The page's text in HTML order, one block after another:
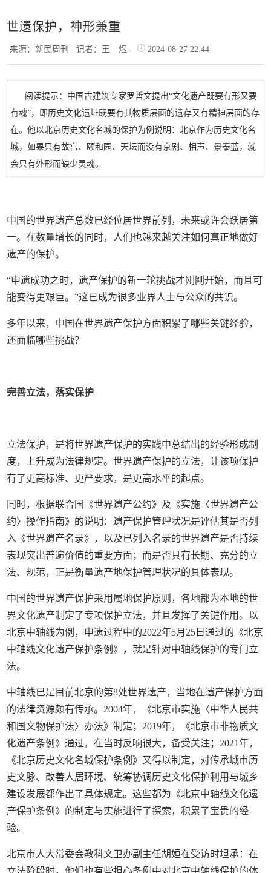
世遗保护，神形兼重
来源：新民周刊记者：王 煜 2024-08-27 22:44
阅读提示：中国古建筑专家罗哲文提出“文化遗产既要有形又要
有魂”，即历史文化遗址既要有其物质层面的遗存又有精神层面的存
在。他以北京历史文化名城的保护为例说明：北京作为历史文化名
城，如果只有故宫、颐和园、天坛而没有京剧、相声、景泰蓝，就
会只有外形而缺少灵魂。
中国的世界遗产总数已经位居世界前列，未来或许会跃居第
一。在数量增长的同时，人们也越来越关注如何真正地做好
遗产的保护。
“申遗成功之时，遗产保护的新一轮挑战才刚刚开始，而且可
能变得更艰巨。”这已成为很多业界人士与公众的共识。
多年以来，中国在世界遗产保护方面积累了哪些关键经验，
还面临哪些挑战？
完善立法，落实保护
立法保护，是将世界遗产保护的实践中总结出的经验形成制
度，上升成为法律规定。世界遗产保护的立法，让该项保护
有了更高标准、更严要求，是更高水平的起点。
同时，根据联合国《世界遗产公约》及《实施〈世界遗产公
约〉操作指南》的说明：遗产保护管理状况是评估其是否列
入《世界遗产名录》，以及已列入名录的世界遗产是否持续
表现突出普遍价值的重要方面；而是否具有长期、充分的立
法、规范，正是衡量遗产地保护管理状况的具体表现。
中国的世界遗产保护采用属地保护原则，各地都为本地的世
界文化遗产制定了专项保护立法，并且发挥了关键作用。以
北京中轴线为例，申遗过程中的2022年5月25日通过的《北京
中轴线文化遗产保护条例》，就是针对中轴线保护的专门立
法。
中轴线已是目前北京的第8处世界遗产，当地在遗产保护方面
的法律资源颇有传承。2004年，《北京市实施〈中华人民共
和国文物保护法〉办法》制定；2019年，《北京市非物质文
化遗产条例》通过，在当时反响很大，备受关注；2021年，
《北京历史文化名城保护条例》又得以制定，对传承城市历
史文脉、改善人居环境、统筹协调历史文化保护利用与城乡
建设发展都作出了具体规定。这些都为《北京中轴线文化遗
产保护条例》的制定与实施进行了探索，积累了宝贵的经
验。
北京市人大常委会教科文卫办副主任胡姮在受访时坦承：在
立法阶段时，他们也有些担心条例中对北京中轴线保护的体